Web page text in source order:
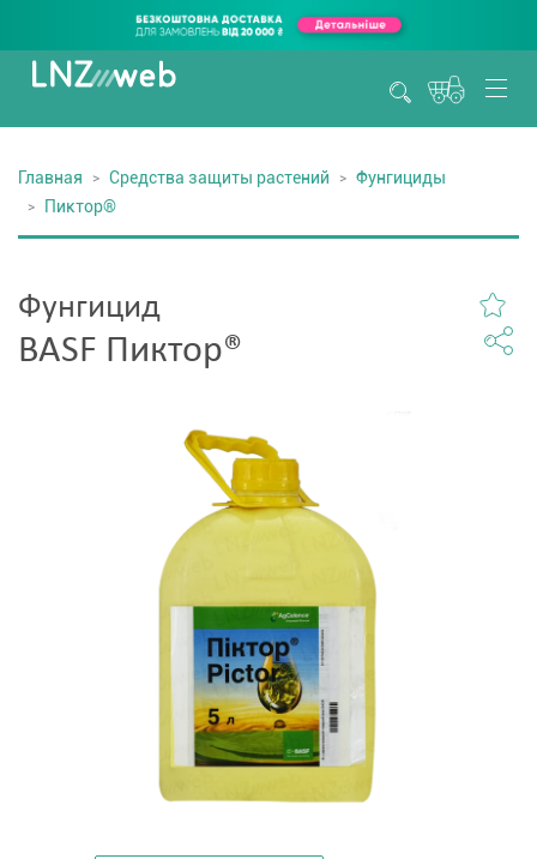
Главная Средства защиты растений
Фунгициды
Пиктор®
Фунгицид
BASF Пиктор®